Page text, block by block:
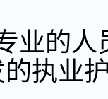
业的
执业